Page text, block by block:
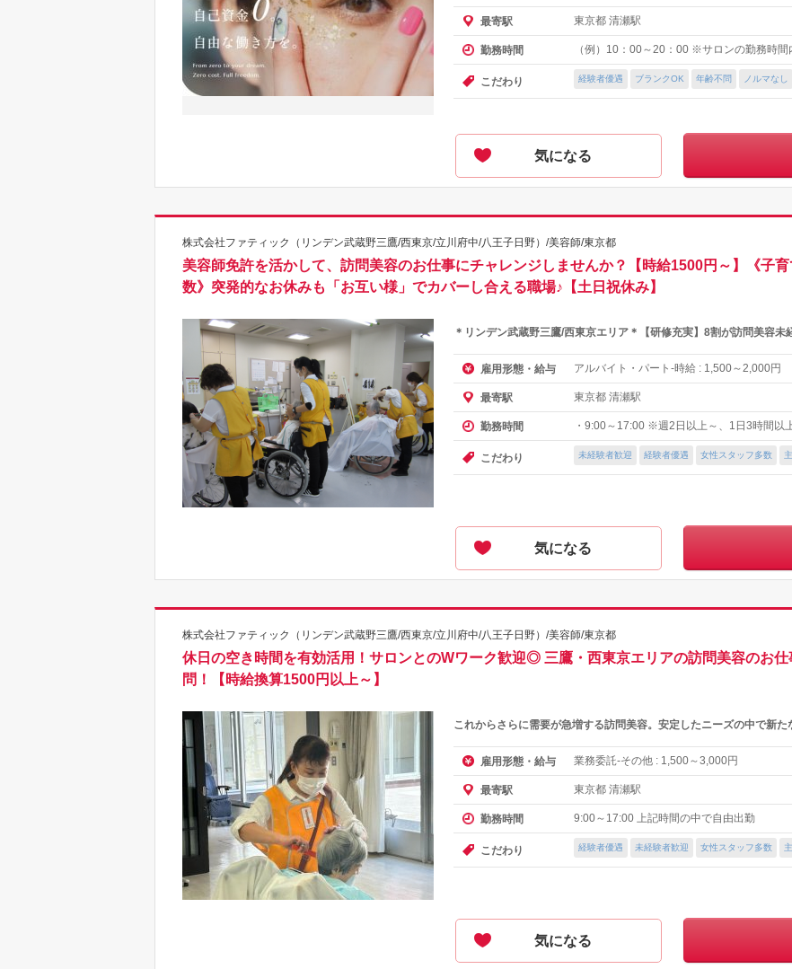
最寄駅 東京都 清瀬駅
勤務時間 （例）10：00～20：00 ※サロンの勤務時
こだわり 経験者優遇 ブランクOK 年齢不問 ノルマなし
気になる
株式会社ファティック（リンデン武蔵野三鷹/西東京/立川府中/八王子日野）/美容師/東京都
美容師免許を活かして、訪問美容のお仕事にチャレンジしませんか？【時給1500円～】《子
数》突発的なお休みも「お互い様」でカバーし合える職場♪【土日祝休み】
＊リンデン武蔵野三鷹/西東京エリア＊【研修充実】8割が訪問美容
雇用形態・給与 アルバイト・パート-時給 : 1,500～2,000円
最寄駅 東京都 清瀬駅
勤務時間 ・9:00～17:00 ※週2日以上～、1日3時間以
こだわり 未経験者歓迎 経験者優遇 女性スタッフ多数
気になる
株式会社ファティック（リンデン武蔵野三鷹/西東京/立川府中/八王子日野）/美容師/東京都
休日の空き時間を有効活用！サロンとのWワーク歓迎◎ 三鷹・西東京エリアの訪問美容のお
問！【時給換算1500円以上～】
これからさらに需要が急増する訪問美容。安定したニーズの中で新た
雇用形態・給与 業務委託-その他 : 1,500～3,000円
最寄駅 東京都 清瀬駅
勤務時間 9:00～17:00 上記時間の中で自由出勤
こだわり 経験者優遇 未経験者歓迎 女性スタッフ多数
気になる